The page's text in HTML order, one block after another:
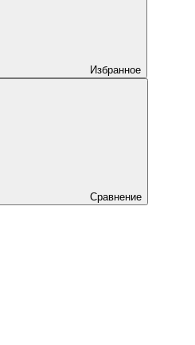
Избранное
Сравнение